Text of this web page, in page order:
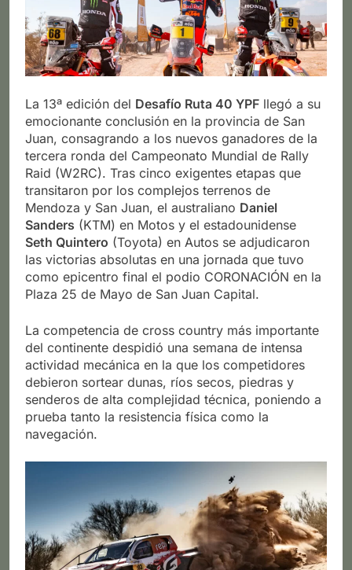
La 13ª edición del Desafío Ruta 40 YPF llegó a su
emocionante conclusión en la provincia de San
Juan, consagrando a los nuevos ganadores de la
tercera ronda del Campeonato Mundial de Rally
Raid (W2RC). Tras cinco exigentes etapas que
transitaron por los complejos terrenos de
Mendoza y San Juan, el australiano Daniel
Sanders (KTM) en Motos y el estadounidense
Seth Quintero (Toyota) en Autos se adjudicaron
las victorias absolutas en una jornada que tuvo
como epicentro final el podio CORONACIÓN en la
Plaza 25 de Mayo de San Juan Capital.
La competencia de cross country más importante
del continente despidió una semana de intensa
actividad mecánica en la que los competidores
debieron sortear dunas, ríos secos, piedras y
senderos de alta complejidad técnica, poniendo a
prueba tanto la resistencia física como la
navegación.